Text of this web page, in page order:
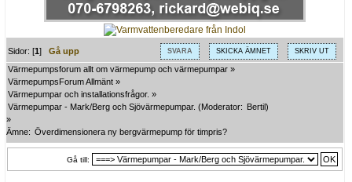
SVARA SKICKA ÄMNET SKRIV UT
Sidor: [1]Gå upp
Värmepumpsforum allt om värmepump och värmepumpar »
VärmepumpsForum Allmänt »
Värmepumpar och installationsfrågor. »
Värmepumpar - Mark/Berg och Sjövärmepumpar. (Moderator: Bertil)
»
Ämne: Överdimensionera ny bergvärmepump för timpris?
Gå till: